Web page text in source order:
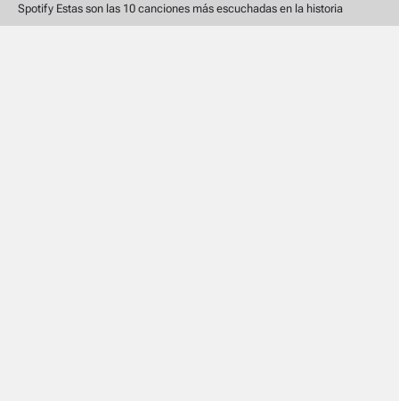
Spotify Estas son las 10 canciones más escuchadas en la historia